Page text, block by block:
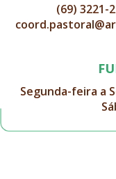
(69) 3221-
Segunda-feira a